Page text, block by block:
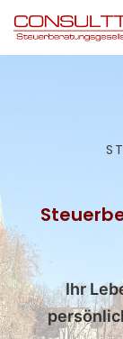
Ihr